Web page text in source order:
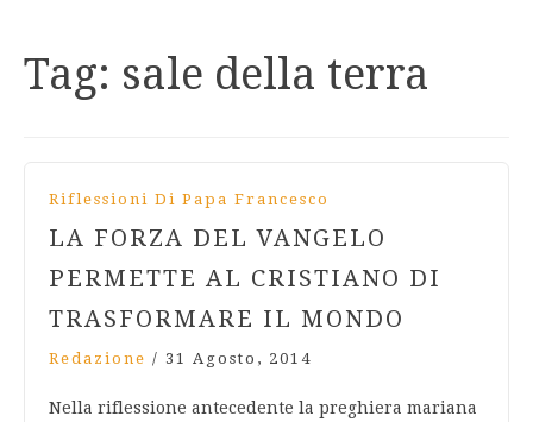
Tag: sale della terra
Riflessioni Di Papa Francesco
LA FORZA DEL VANGELO
PERMETTE AL CRISTIANO DI
TRASFORMARE IL MONDO
Redazione / 31 Agosto, 2014
Nella riflessione antecedente la preghiera mariana